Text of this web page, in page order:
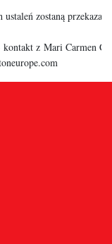
zostaną
z Mari Carmen